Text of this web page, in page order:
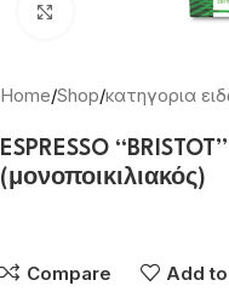
Click to enlarge
Home Shop κατηγορια
ESPRESSO
(μονοποικιλιακός)
Compare Add